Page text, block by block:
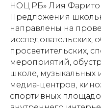
НОЦ РБ» Лия
Предложения
направлены на
исследовательских,
просветительских,
мероприятий,
школе, музыкальных
медиа-центров,
спортивных